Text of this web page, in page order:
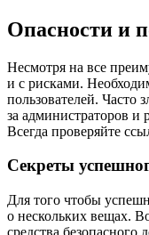
Опасности и
Несмотря на все
и с рисками.
пользователей. Часто
за администраторов и
Всегда проверяйте
Секреты
Для того чтобы
о нескольких вещах.